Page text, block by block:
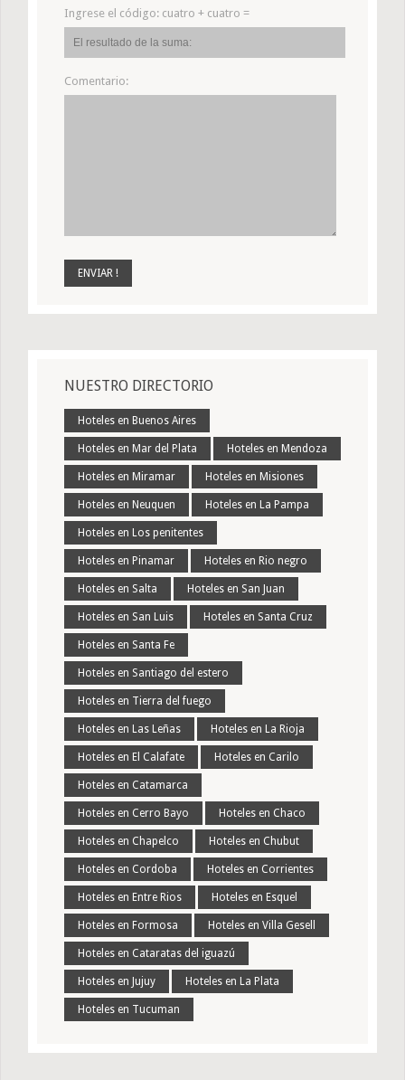
Ingrese el código: cuatro + cuatro =
Comentario:
NUESTRO DIRECTORIO
Hoteles en Buenos Aires
Hoteles en Mar del Plata Hoteles en Mendoza
Hoteles en Miramar Hoteles en Misiones
Hoteles en Neuquen Hoteles en La Pampa
Hoteles en Los penitentes
Hoteles en Pinamar Hoteles en Rio negro
Hoteles en Salta Hoteles en San Juan
Hoteles en San Luis Hoteles en Santa Cruz
Hoteles en Santa Fe
Hoteles en Santiago del estero
Hoteles en Tierra del fuego
Hoteles en Las Leñas Hoteles en La Rioja
Hoteles en El Calafate Hoteles en Carilo
Hoteles en Catamarca
Hoteles en Cerro Bayo Hoteles en Chaco
Hoteles en Chapelco Hoteles en Chubut
Hoteles en Cordoba Hoteles en Corrientes
Hoteles en Entre Rios Hoteles en Esquel
Hoteles en Formosa Hoteles en Villa Gesell
Hoteles en Cataratas del iguazú
Hoteles en Jujuy Hoteles en La Plata
Hoteles en Tucuman